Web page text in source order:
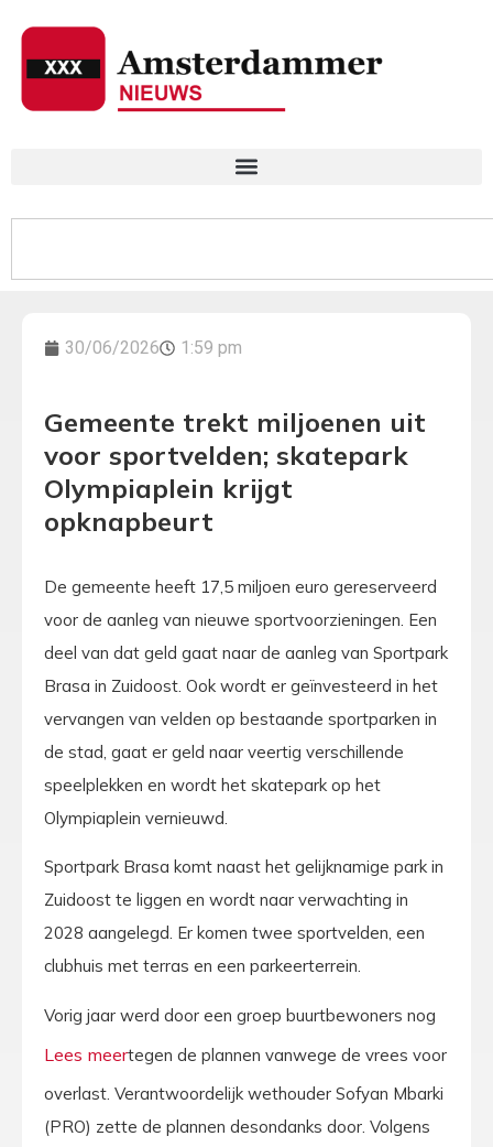
30/06/2026 1:59 pm
Gemeente trekt miljoenen uit
voor sportvelden; skatepark
Olympiaplein krijgt
opknapbeurt
De gemeente heeft 17,5 miljoen euro gereserveerd
voor de aanleg van nieuwe sportvoorzieningen. Een
deel van dat geld gaat naar de aanleg van Sportpark
Brasa in Zuidoost. Ook wordt er geïnvesteerd in het
vervangen van velden op bestaande sportparken in
de stad, gaat er geld naar veertig verschillende
speelplekken en wordt het skatepark op het
Olympiaplein vernieuwd.
Sportpark Brasa komt naast het gelijknamige park in
Zuidoost te liggen en wordt naar verwachting in
2028 aangelegd. Er komen twee sportvelden, een
clubhuis met terras en een parkeerterrein.
Vorig jaar werd door een groep buurtbewoners nog
tegen de plannen vanwege de vrees voor
overlast. Verantwoordelijk wethouder Sofyan Mbarki
(PRO) zette de plannen desondanks door. Volgens